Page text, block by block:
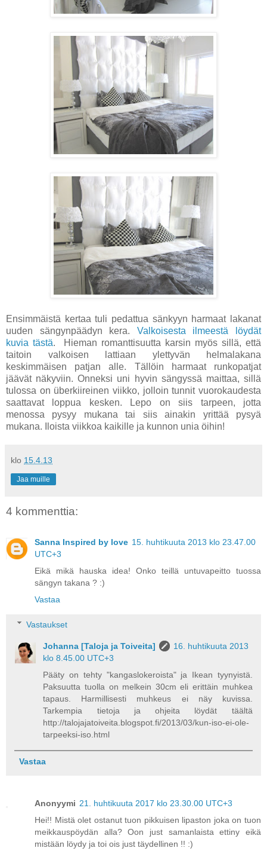
Ensimmäistä kertaa tuli pedattua sänkyyn harmaat lakanat
uuden sängynpäädyn kera. Valkoisesta ilmeestä löydät
kuvia tästä. Hieman romanttisuutta karsin myös sillä, että
taitoin valkoisen lattiaan ylettyvän helmalakana
keskimmäisen patjan alle. Tällöin harmaat runkopatjat
jäävät näkyviin. Onneksi uni hyvin sängyssä maittaa, sillä
tulossa on überkiireinen viikko, jolloin tunnit vuorokaudesta
saattavat loppua kesken. Lepo on siis tarpeen, jotta
menossa pysyy mukana tai siis ainakin yrittää pysyä
mukana. Iloista viikkoa kaikille ja kunnon unia öihin!
klo 15.4.13
Jaa muille
4 kommenttia:
Sanna Inspired by love 15. huhtikuuta 2013 klo 23.47.00
UTC+3
Eikä mikä hauska idea! Onko teillä untuvapeitto tuossa
sängyn takana ? :)
Vastaa
Vastaukset
Johanna [Taloja ja Toiveita]
16. huhtikuuta 2013
klo 8.45.00 UTC+3
Pääty on tehty "kangaslokeroista" ja Ikean tyynyistä.
Paksuutta tuolla on melkein 30cm eli erittäin muhkea
tapaus. Harmillisesti muhkeus ei näy kuvissa.
Tarkempia tietoja ja ohjeita löydät täältä
http://talojajatoiveita.blogspot.fi/2013/03/kun-iso-ei-ole-
tarpeeksi-iso.html
Vastaa
Anonyymi 21. huhtikuuta 2017 klo 23.30.00 UTC+3
Hei!! Mistä olet ostanut tuon pikkuisen lipaston joka on tuon
meikkauspöydän alla? Oon just samanlaista ettiny eikä
mistään löydy ja toi ois just täydellinen !! :)